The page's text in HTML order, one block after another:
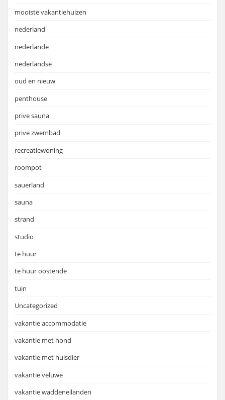
mooiste vakantiehuizen
nederland
nederlande
nederlandse
oud en nieuw
penthouse
prive sauna
prive zwembad
recreatiewoning
roompot
sauerland
sauna
strand
studio
te huur
te huur oostende
tuin
Uncategorized
vakantie accommodatie
vakantie met hond
vakantie met huisdier
vakantie veluwe
vakantie waddeneilanden